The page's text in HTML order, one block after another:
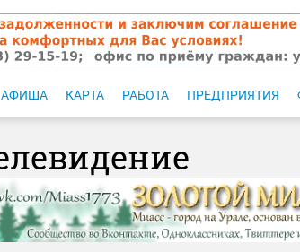
АФИША КАРТА РАБОТА ПРЕДПРИЯТИЯ